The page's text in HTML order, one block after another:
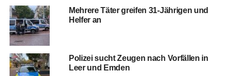
Meh­re­re Täter grei­fen 31-Jäh­ri­gen und
Hel­fer an
Poli­zei sucht Zeu­gen nach Vor­fäl­len in
Leer und Emden